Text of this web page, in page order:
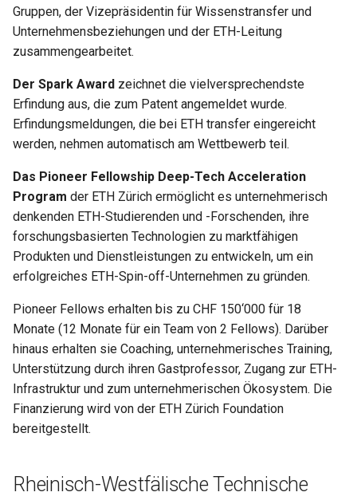
Gruppen, der Vizepräsidentin für Wissenstransfer und
Unternehmensbeziehungen und der ETH-Leitung
zusammengearbeitet.
Der Spark Award zeichnet die vielversprechendste
Erfindung aus, die zum Patent angemeldet wurde.
Erfindungsmeldungen, die bei ETH transfer eingereicht
werden, nehmen automatisch am Wettbewerb teil.
Das Pioneer Fellowship Deep-Tech Acceleration
Program der ETH Zürich ermöglicht es unternehmerisch
denkenden ETH-Studierenden und -Forschenden, ihre
forschungsbasierten Technologien zu marktfähigen
Produkten und Dienstleistungen zu entwickeln, um ein
erfolgreiches ETH-Spin-off-Unternehmen zu gründen.
Pioneer Fellows erhalten bis zu CHF 150‘000 für 18
Monate (12 Monate für ein Team von 2 Fellows). Darüber
hinaus erhalten sie Coaching, unternehmerisches Training,
Unterstützung durch ihren Gastprofessor, Zugang zur ETH-
Infrastruktur und zum unternehmerischen Ökosystem. Die
Finanzierung wird von der ETH Zürich Foundation
bereitgestellt.
Rheinisch-Westfälische Technische